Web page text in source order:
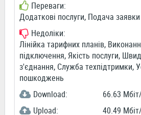
Переваги:
Додаткові послуги, Подача
Недоліки:
Лінійка тарифних планів,
підключення, Якість послуги,
з'єднання, Служба техпідтримки,
пошкоджень
Download:
66.63
Upload:
40.49